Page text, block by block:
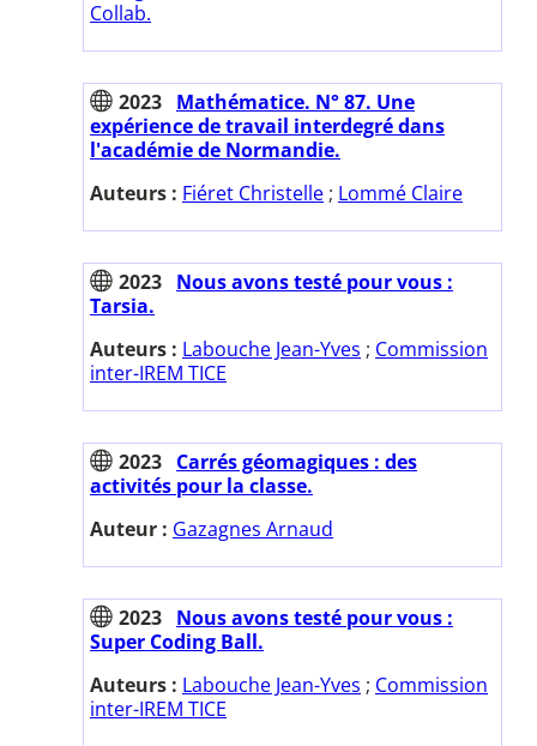
Collab.
2023 Mathématice. N° 87. Une
expérience de travail interdegré dans
l'académie de Normandie.
Auteurs : Fiéret Christelle ; Lommé Claire
2023 Nous avons testé pour vous :
Tarsia.
Auteurs : Labouche Jean-Yves ; Commission
inter-IREM TICE
2023 Carrés géomagiques : des
activités pour la classe.
Auteur : Gazagnes Arnaud
2023 Nous avons testé pour vous :
Super Coding Ball.
Auteurs : Labouche Jean-Yves ; Commission
inter-IREM TICE